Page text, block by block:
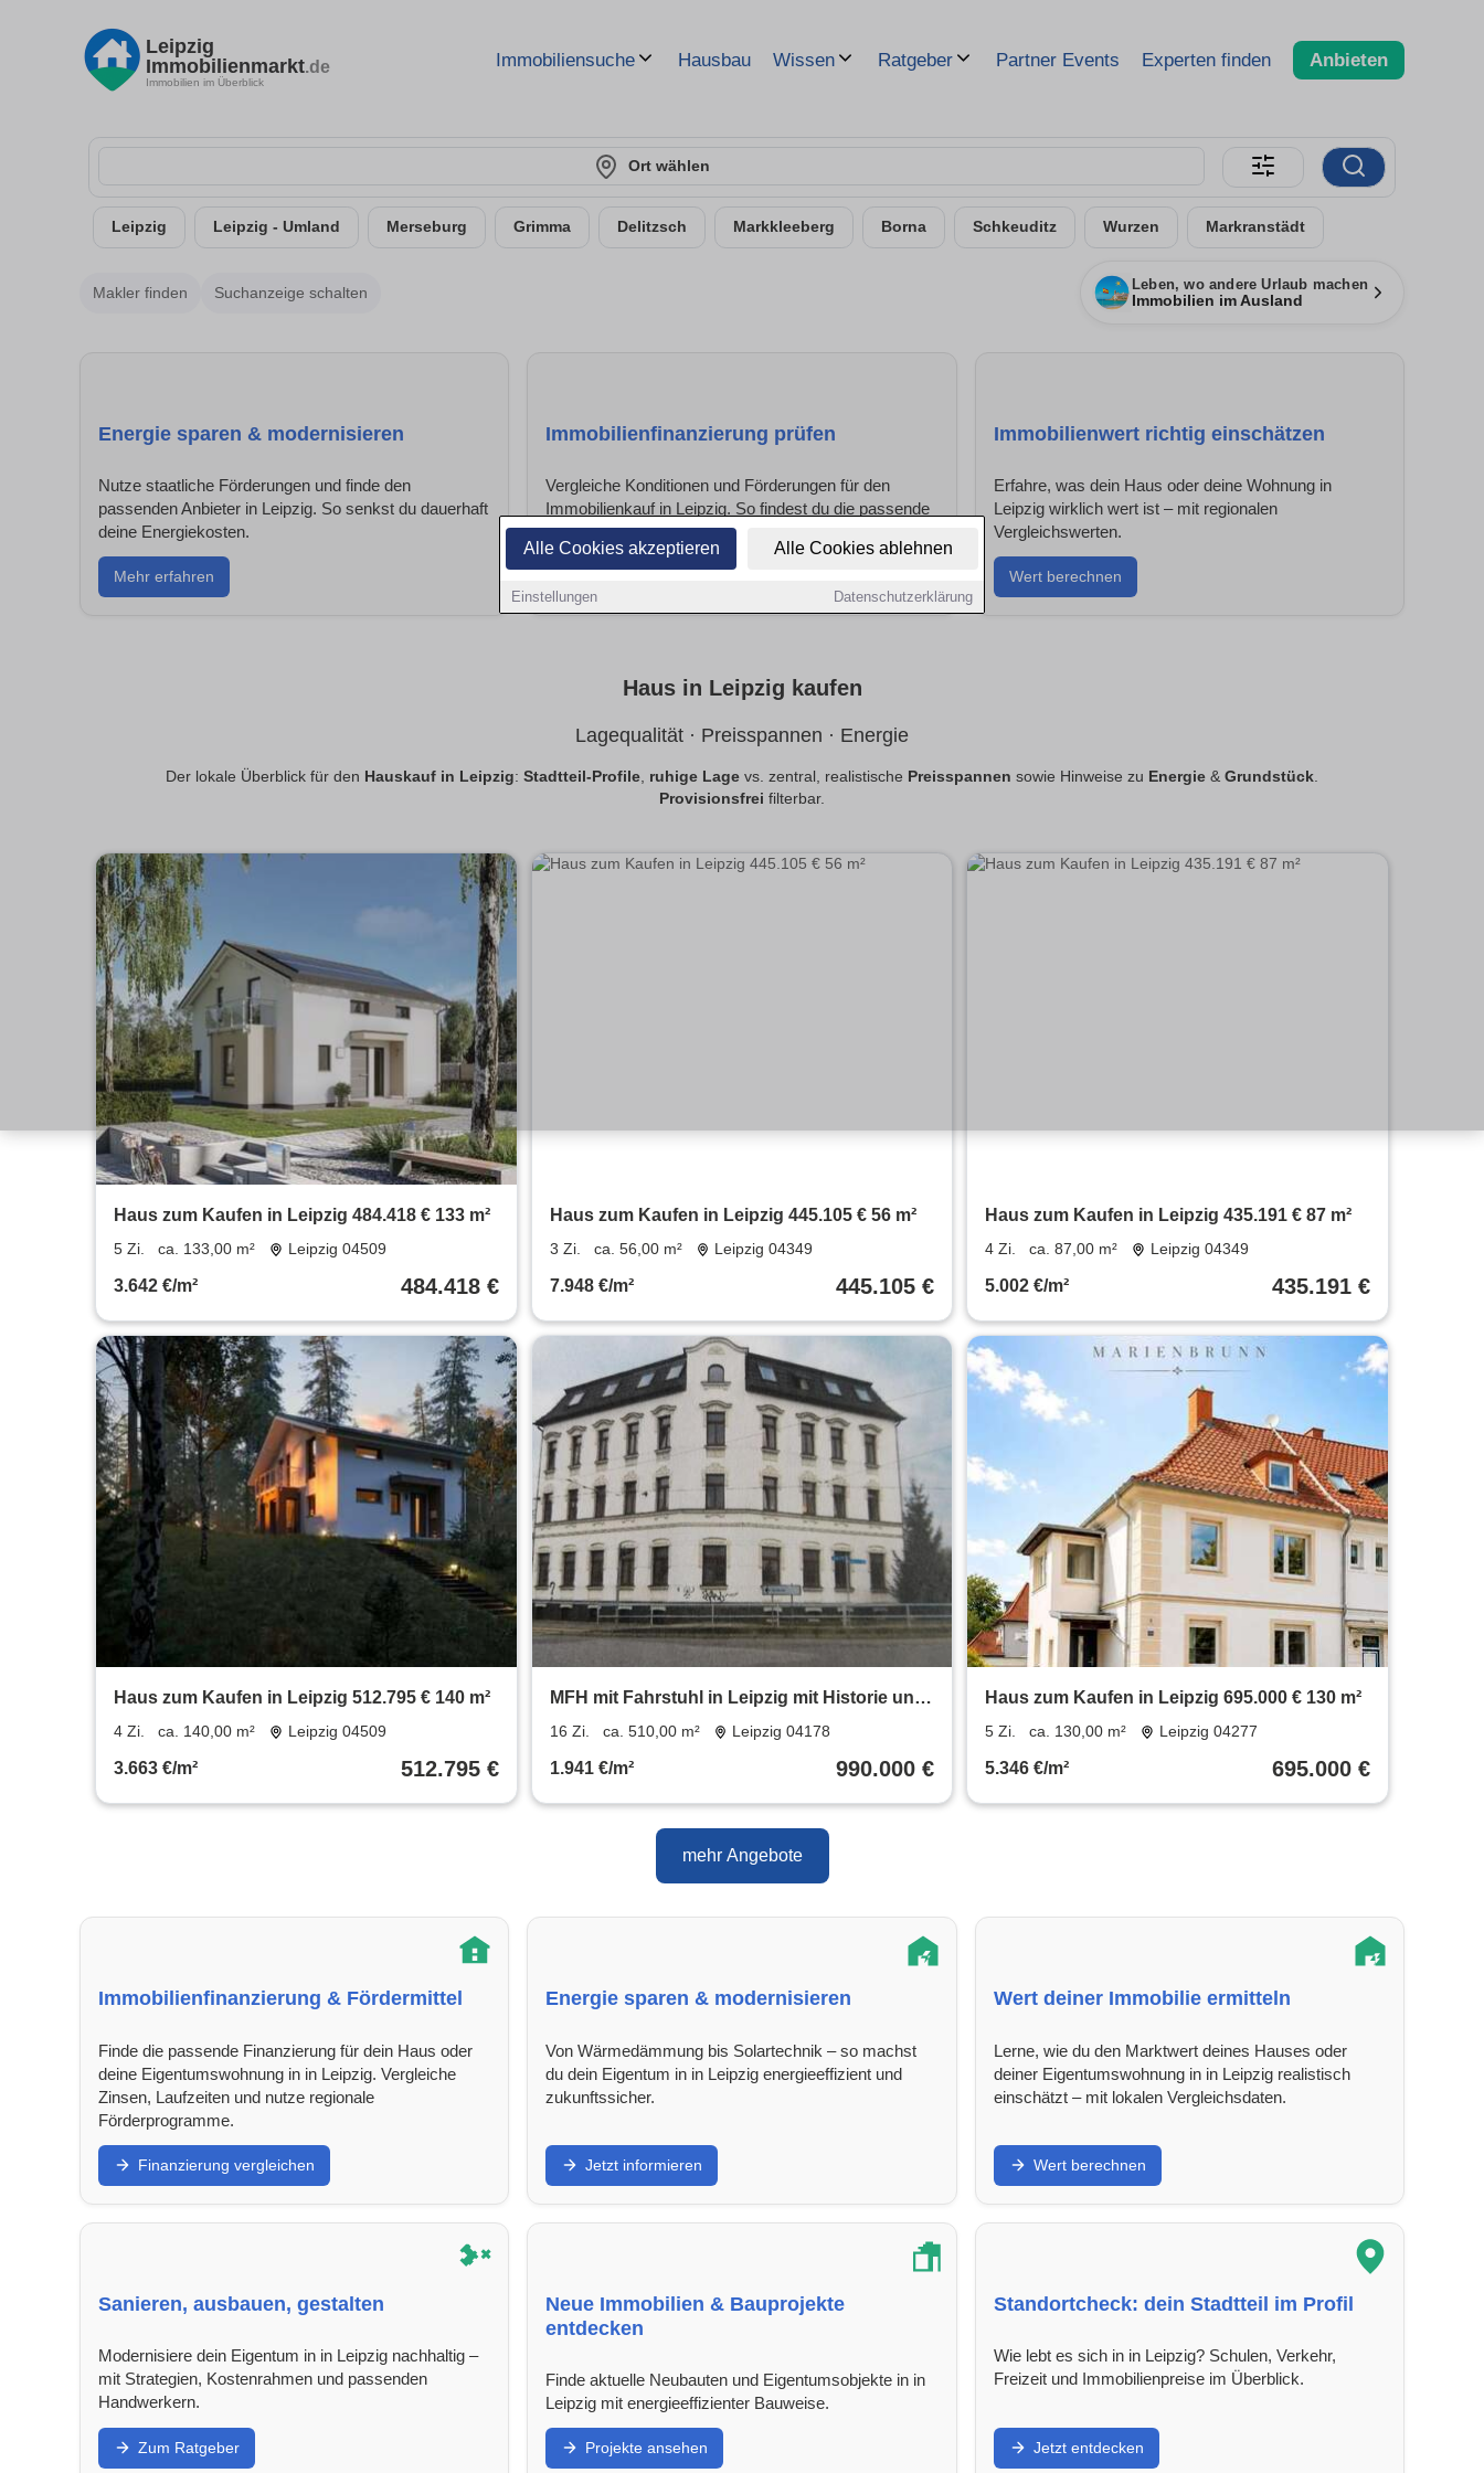
Alle Cookies akzeptieren Alle Cookies ablehnen
Einstellungen Datenschutzerklärung
Leipzig
Immobilienmarkt.de
Immobilien im Überblick
Immobiliensuche Hausbau Wissen Ratgeber Partner Events Experten finden Anbieten
Ort wählen
Leipzig Leipzig - Umland Merseburg Grimma Delitzsch Markkleeberg Borna Schkeuditz Wurzen Markranstädt
Makler finden Suchanzeige schalten Leben, wo andere Urlaub machen
Immobilien im Ausland
Energie sparen & modernisieren
Nutze staatliche Förderungen und finde den
passenden Anbieter in Leipzig. So senkst du dauerhaft
deine Energiekosten.
Mehr erfahren
Immobilienfinanzierung prüfen
Vergleiche Konditionen und Förderungen für den
Immobilienkauf in Leipzig. So findest du die passende
Finanzierung.
Immobilienwert richtig einschätzen
Erfahre, was dein Haus oder deine Wohnung in
Leipzig wirklich wert ist – mit regionalen
Vergleichswerten.
Wert berechnen
Haus in Leipzig kaufen
Lagequalität · Preisspannen · Energie
Der lokale Überblick für den Hauskauf in Leipzig: Stadtteil-Profile, ruhige Lage vs. zentral, realistische Preisspannen sowie Hinweise zu Energie & Grundstück.
Provisionsfrei filterbar.
Haus zum Kaufen in Leipzig 484.418 € 133 m²
5 Zi. ca. 133,00 m² Leipzig 04509
3.642 €/m² 484.418 €
Haus zum Kaufen in Leipzig 445.105 € 56 m²
3 Zi. ca. 56,00 m² Leipzig 04349
7.948 €/m² 445.105 €
Haus zum Kaufen in Leipzig 435.191 € 87 m²
4 Zi. ca. 87,00 m² Leipzig 04349
5.002 €/m² 435.191 €
Haus zum Kaufen in Leipzig 512.795 € 140 m²
4 Zi. ca. 140,00 m² Leipzig 04509
3.663 €/m² 512.795 €
MFH mit Fahrstuhl in Leipzig mit Historie und
großem Grundstück
16 Zi. ca. 510,00 m² Leipzig 04178
1.941 €/m² 990.000 €
Haus zum Kaufen in Leipzig 695.000 € 130 m²
5 Zi. ca. 130,00 m² Leipzig 04277
5.346 €/m² 695.000 €
mehr Angebote
Immobilienfinanzierung & Fördermittel
Finde die passende Finanzierung für dein Haus oder
deine Eigentumswohnung in in Leipzig. Vergleiche
Zinsen, Laufzeiten und nutze regionale
Förderprogramme.
Finanzierung vergleichen
Energie sparen & modernisieren
Von Wärmedämmung bis Solartechnik – so machst
du dein Eigentum in in Leipzig energieeffizient und
zukunftssicher.
Jetzt informieren
Wert deiner Immobilie ermitteln
Lerne, wie du den Marktwert deines Hauses oder
deiner Eigentumswohnung in in Leipzig realistisch
einschätzt – mit lokalen Vergleichsdaten.
Wert berechnen
Sanieren, ausbauen, gestalten
Modernisiere dein Eigentum in in Leipzig nachhaltig –
mit Strategien, Kostenrahmen und passenden
Handwerkern.
Zum Ratgeber
Neue Immobilien & Bauprojekte
entdecken
Finde aktuelle Neubauten und Eigentumsobjekte in in
Leipzig mit energieeffizienter Bauweise.
Projekte ansehen
Standortcheck: dein Stadtteil im Profil
Wie lebt es sich in in Leipzig? Schulen, Verkehr,
Freizeit und Immobilienpreise im Überblick.
Jetzt entdecken